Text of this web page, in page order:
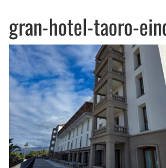
gran-hotel-taoro-